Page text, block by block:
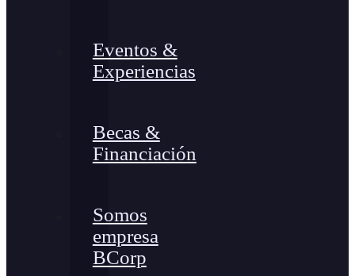
Eventos &
Experiencias
Becas &
Financiación
Somos
empresa
BCorp